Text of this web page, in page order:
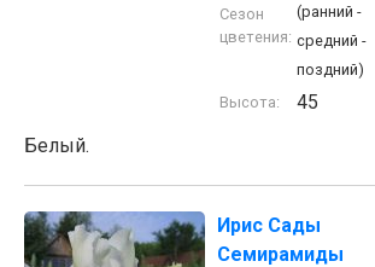
Сезон
цветения:
(ранний -
средний -
поздний)
Высота:
45
Белый.
Ирис Сады
Семирамиды